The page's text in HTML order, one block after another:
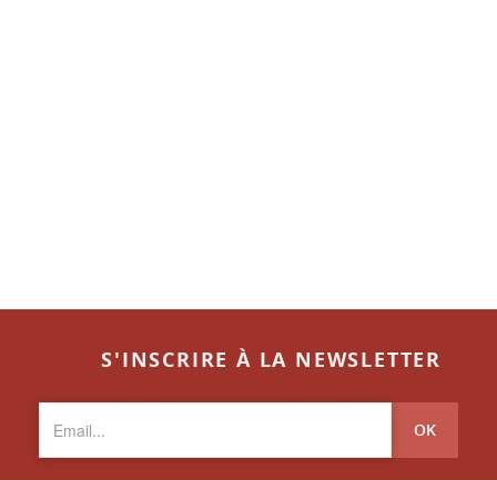
S'INSCRIRE À LA NEWSLETTER
OK